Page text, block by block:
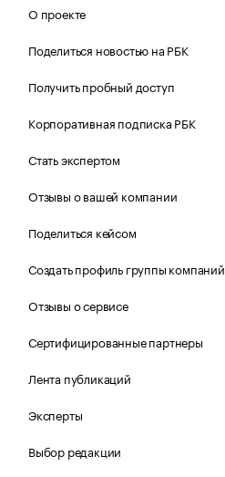
О проекте
Поделиться новостью на РБК
Получить пробный доступ
Корпоративная подписка РБК
Стать экспертом
Отзывы о вашей компании
Поделиться кейсом
Создать профиль группы компаний
Отзывы о сервисе
Сертифицированные партнеры
Лента публикаций
Эксперты
Выбор редакции